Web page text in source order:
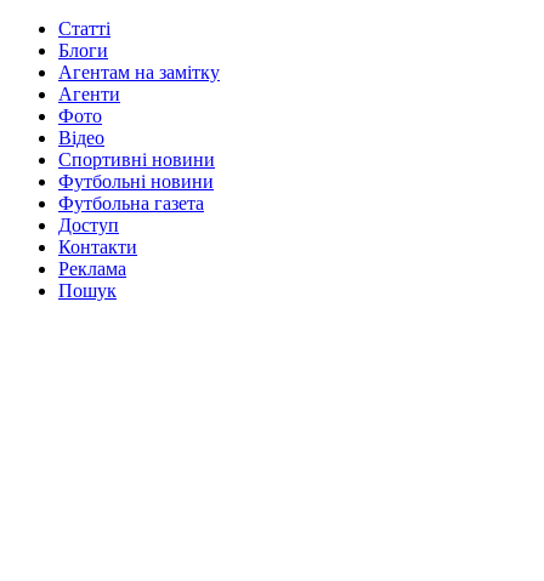
Статті
Блоги
Агентам на замітку
Агенти
Фото
Відео
Спортивні новини
Футбольні новини
Футбольна газета
Доступ
Контакти
Реклама
Пошук